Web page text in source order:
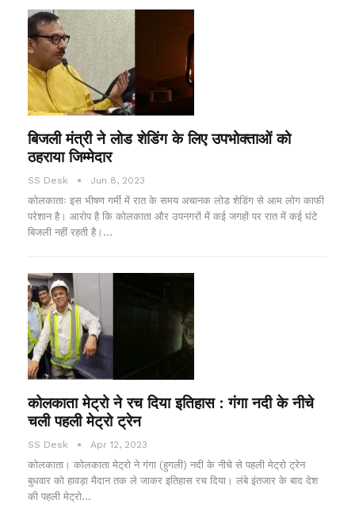
बिजली मंत्री ने लोड शेडिंग के लिए उपभोक्ताओं को
ठहराया जिम्मेदार
SS Desk Jun 8, 2023
कोलकाताः इस भीषण गर्मी में रात के समय अचानक लोड शेडिंग से आम लोग काफी
परेशान है। आरोप है कि कोलकाता और उपनगरों में कई जगहों पर रात में कई घंटे
बिजली नहीं रहती है।…
कोलकाता मेट्रो ने रच दिया इतिहास : गंगा नदी के नीचे
चली पहली मेट्रो ट्रेन
SS Desk Apr 12, 2023
कोलकाता। कोलकाता मेट्रो ने गंगा (हुगली) नदी के नीचे से पहली मेट्रो ट्रेन
बुधवार को हावड़ा मैदान तक ले जाकर इतिहास रच दिया। लंबे इंतजार के बाद देश
की पहली मेट्रो…